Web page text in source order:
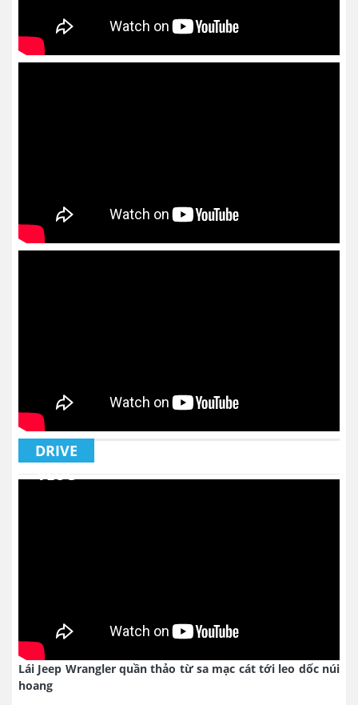
DRIVE
VLOG
Lái Jeep Wrangler quần thảo từ sa mạc cát tới leo dốc núi
hoang